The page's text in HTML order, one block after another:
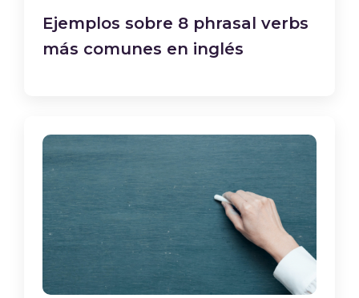
Ejemplos sobre 8 phrasal verbs
más comunes en inglés